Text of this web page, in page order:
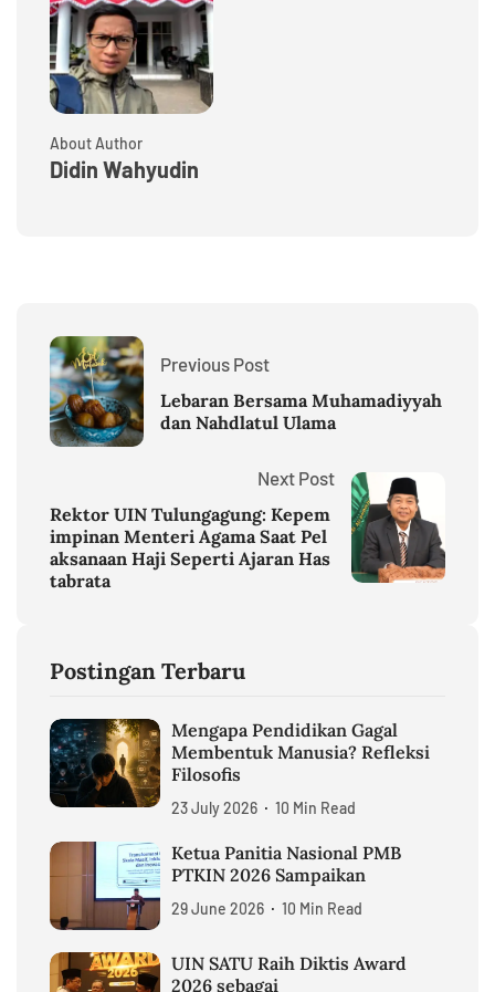
About Author
Didin Wahyudin
Previous Post
Lebaran Bersama Muhamadiyyah
dan Nahdlatul Ulama
Next Post
Rektor UIN Tulungagung: Kepem
impinan Menteri Agama Saat Pel
aksanaan Haji Seperti Ajaran Has
tabrata
Postingan Terbaru
Mengapa Pendidikan Gagal
Membentuk Manusia? Refleksi
Filosofis
23 July 2026 10 Min Read
Ketua Panitia Nasional PMB
PTKIN 2026 Sampaikan
29 June 2026 10 Min Read
UIN SATU Raih Diktis Award
2026 sebagai